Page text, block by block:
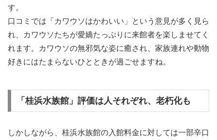
す。
口コミでは「カワウソはかわいい」という意見が多く見ら
れ、カワウソたちが愛嬌たっぷりに来館者を楽しませてく
れます。カワウソの無邪気な姿に癒され、家族連れや動物
好きにはたまらないひとときが過ごせますね。
「桂浜水族館」評価は人それぞれ、老朽化も
しかしながら、桂浜水族館の入館料金に対しては一部辛口